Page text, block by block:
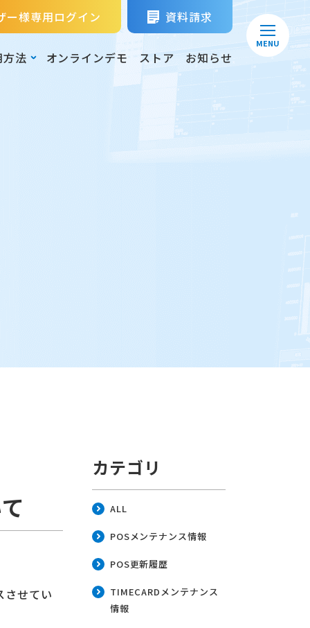
MENU
ー様専用ログイン 資料請求
方法 オンラインデモ ストア お知らせ
させてい
カテゴリ
ALL
POSメンテナンス情報
POS更新履歴
TIMECARDメンテナンス
情報